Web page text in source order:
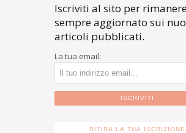
Iscriviti al sito per
sempre aggiornato sui
articoli pubblicati.
La tua email: